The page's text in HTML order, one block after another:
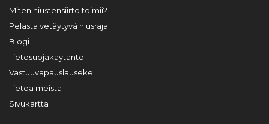
Miten hiustensiirto toimii?
Pelasta vetäytyvä hiusraja
Blogi
Tietosuojakäytäntö
Vastuuvapauslauseke
Tietoa meistä
Sivukartta